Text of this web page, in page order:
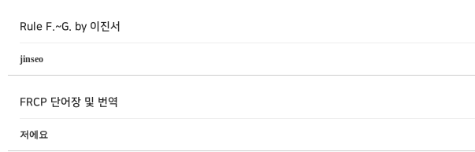
Rule F.~G. by 이진서
jinseo
FRCP 단어장 및 번역
저에요